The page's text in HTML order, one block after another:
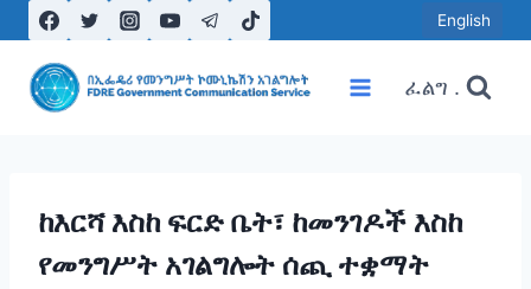
to
content
English
ፈልግ .
ከእርሻ እስከ ፍርድ ቤት፣ ከመንገዶች እስከ
የመንግሥት አገልግሎት ሰጪ ተቋማት